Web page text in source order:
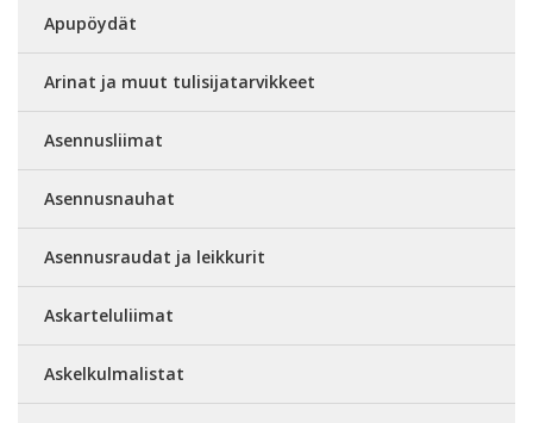
Apupöydät
Arinat ja muut tulisijatarvikkeet
Asennusliimat
Asennusnauhat
Asennusraudat ja leikkurit
Askarteluliimat
Askelkulmalistat